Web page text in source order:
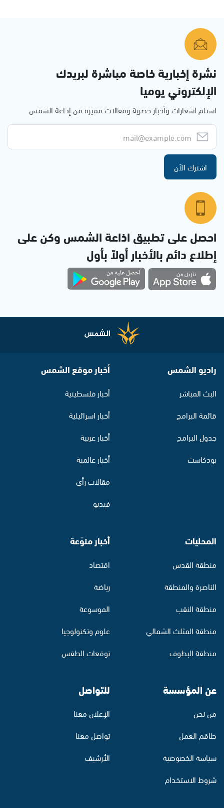
نشرة إخبارية خاصة مباشرة لبريدك
الإلكتروني يوميا
استلم اشعارات وأخبار حصرية ومقالات مميزة من إذاعة الشمس
اشترك الآن
احصل على تطبيق اذاعة الشمس وكن على
إطلاع دائم بالأخبار أولاً بأول
راديو الشمس
البث المباشر
قائمة البرامج
جدول البرامج
بودكاست
أخبار موقع الشمس
أخبار فلسطينية
أخبار اسرائيلية
أخبار عربية
أخبار عالمية
مقالات رأي
فيديو
المحليات
منطقة القدس
الناصرة والمنطقة
منطقة النقب
منطقة المثلث الشمالي
منطقة البطوف
أخبار منوّعة
اقتصاد
رياضة
الموسوعة
علوم وتكنولوجيا
توقعات الطقس
عن المؤسسة
من نحن
طاقم العمل
سياسة الخصوصية
شروط الاستخدام
للتواصل
الإعلان معنا
تواصل معنا
الأرشيف